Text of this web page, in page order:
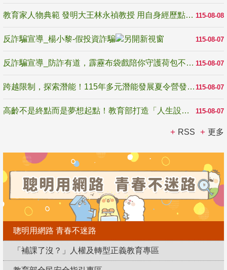
115-08-08
教育家人物典範 發明大王林永禎教授 用自身經歷點亮學生的路
115-08-07
反詐騙宣導_楊小黎-假投資詐騙
115-08-07
反詐騙宣導_防詐有道，霹靂布袋戲陪你守護荷包不受騙
115-08-07
跨越限制，探索潛能！115年多元潛能發展夏令營發掘生命無限可能
115-08-07
高齡不是終點而是夢想起點！教育部打造「人生設計夢工場」 參展第3屆高齡健康產業博覽會
RSS 更多
聰明用網路 青春不迷路
「補課了沒？」人權及轉型正義教育專區